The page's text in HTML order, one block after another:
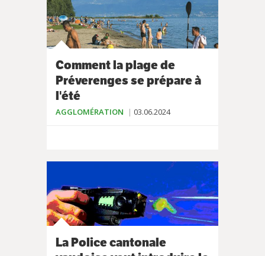
Comment la plage de
Préverenges se prépare à
l'été
AGGLOMÉRATION 03.06.2024
La Police cantonale